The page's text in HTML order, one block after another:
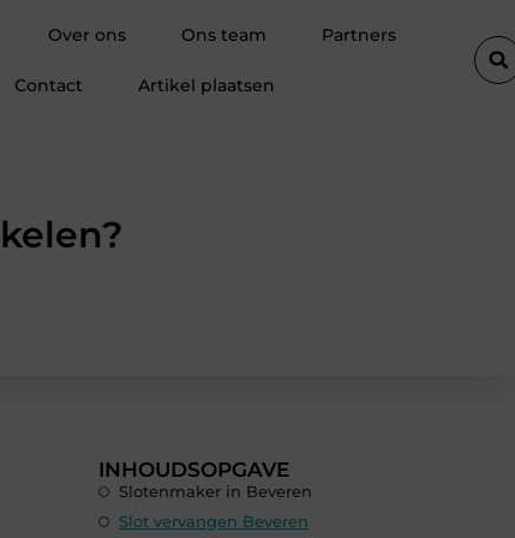
Over ons Ons team Partners
Contact Artikel plaatsen
INHOUDSOPGAVE
Slotenmaker in Beveren
Slot vervangen Beveren